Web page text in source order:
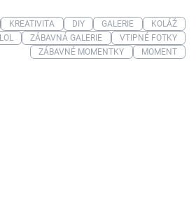
KREATIVITA DIY GALERIE
KOLÁŽ
LOL
ZÁBAVNÁ GALERIE
VTIPNÉ FOTKY
ZÁBAVNÉ MOMENTKY
MOMENT